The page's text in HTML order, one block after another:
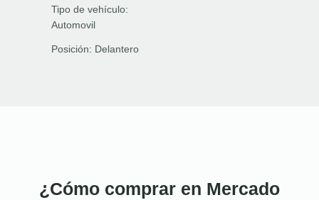
Tipo de vehículo:
Automovil
Posición: Delantero
¿Cómo comprar en Mercado